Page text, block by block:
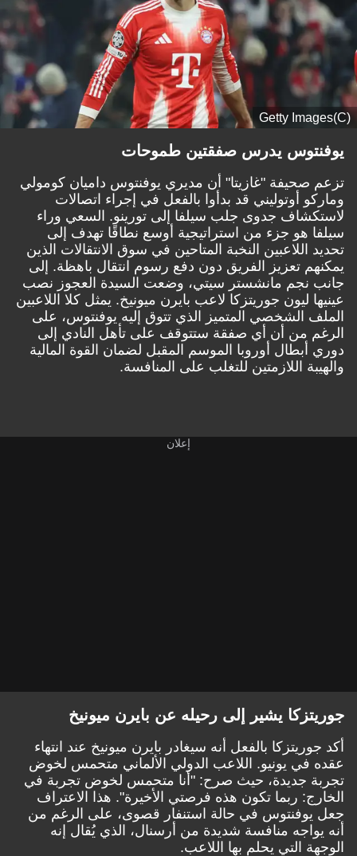
(C)Getty Images
يوفنتوس يدرس صفقتين طموحات
تزعم صحيفة "غازيتا" أن مديري يوفنتوس داميان كومولي
وماركو أوتوليني قد بدأوا بالفعل في إجراء اتصالات
لاستكشاف جدوى جلب سيلفا إلى تورينو. السعي وراء
سيلفا هو جزء من استراتيجية أوسع نطاقًا تهدف إلى
تحديد اللاعبين النخبة المتاحين في سوق الانتقالات الذين
يمكنهم تعزيز الفريق دون دفع رسوم انتقال باهظة. إلى
جانب نجم مانشستر سيتي، وضعت السيدة العجوز نصب
عينيها ليون جوريتزكا لاعب بايرن ميونيخ. يمثل كلا اللاعبين
الملف الشخصي المتميز الذي تتوق إليه يوفنتوس، على
الرغم من أن أي صفقة ستتوقف على تأهل النادي إلى
دوري أبطال أوروبا الموسم المقبل لضمان القوة المالية
والهيبة اللازمتين للتغلب على المنافسة.
جوريتزكا يشير إلى رحيله عن بايرن ميونيخ
أكد جوريتزكا بالفعل أنه سيغادر بايرن ميونيخ عند انتهاء
عقده في يونيو. اللاعب الدولي الألماني متحمس لخوض
تجربة جديدة، حيث صرح: "أنا متحمس لخوض تجربة في
الخارج: ربما تكون هذه فرصتي الأخيرة". هذا الاعتراف
جعل يوفنتوس في حالة استنفار قصوى، على الرغم من
أنه يواجه منافسة شديدة من أرسنال، الذي يُقال إنه
الوجهة التي يحلم بها اللاعب.